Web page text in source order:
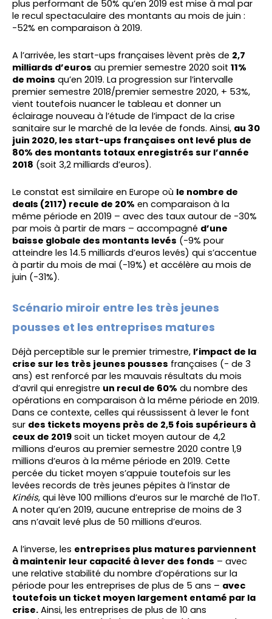
plus performant de 50% qu’en 2019 est mise à mal par
le recul spectaculaire des montants au mois de juin :
-52% en comparaison à 2019.
A l’arrivée, les start-ups françaises lèvent près de 2,7
milliards d’euros au premier semestre 2020 soit 11%
de moins qu’en 2019. La progression sur l’intervalle
premier semestre 2018/premier semestre 2020, + 53%,
vient toutefois nuancer le tableau et donner un
éclairage nouveau à l’étude de l’impact de la crise
sanitaire sur le marché de la levée de fonds. Ainsi, au 30
juin 2020, les start-ups françaises ont levé plus de
80% des montants totaux enregistrés sur l’année
2018 (soit 3,2 milliards d’euros).
Le constat est similaire en Europe où le nombre de
deals (2117) recule de 20% en comparaison à la
même période en 2019 – avec des taux autour de -30%
par mois à partir de mars – accompagné d’une
baisse globale des montants levés (-9% pour
atteindre les 14.5 milliards d’euros levés) qui s’accentue
à partir du mois de mai (-19%) et accélère au mois de
juin (-31%).
Scénario miroir entre les très jeunes
pousses et les entreprises matures
Déjà perceptible sur le premier trimestre, l’impact de la
crise sur les très jeunes pousses françaises (- de 3
ans) est renforcé par les mauvais résultats du mois
d’avril qui enregistre un recul de 60% du nombre des
opérations en comparaison à la même période en 2019.
Dans ce contexte, celles qui réussissent à lever le font
sur des tickets moyens près de 2,5 fois supérieurs à
ceux de 2019 soit un ticket moyen autour de 4,2
millions d’euros au premier semestre 2020 contre 1,9
millions d’euros à la même période en 2019. Cette
percée du ticket moyen s’appuie toutefois sur les
levées records de très jeunes pépites à l’instar de
Kinéis, qui lève 100 millions d’euros sur le marché de l’IoT.
A noter qu’en 2019, aucune entreprise de moins de 3
ans n’avait levé plus de 50 millions d’euros.
A l’inverse, les entreprises plus matures parviennent
à maintenir leur capacité à lever des fonds – avec
une relative stabilité du nombre d’opérations sur la
période pour les entreprises de plus de 5 ans – avec
toutefois un ticket moyen largement entamé par la
crise. Ainsi, les entreprises de plus de 10 ans